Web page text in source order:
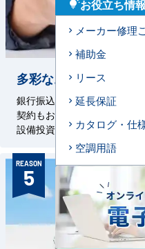
多彩なお支払い方法
銀行振込、クレジットカー
契約もお選びいただけます。
設備投資のご負担を軽減し分
REASON
5
tips_and_updatesお役立ち情報
メーカー修理
補助金
リース
延長保証
カタログ・仕
空調用語